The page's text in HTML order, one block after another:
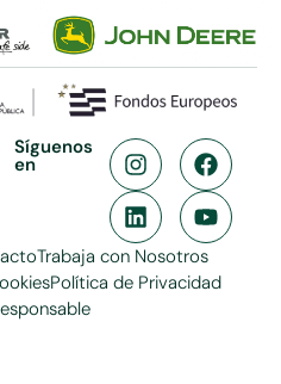
Síguenos
en
Trabaja con Nosotros
Política de Privacidad